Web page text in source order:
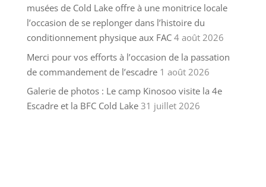
musées de Cold Lake offre à une monitrice locale
l’occasion de se replonger dans l’histoire du
conditionnement physique aux FAC 4 août 2026
Merci pour vos efforts à l’occasion de la passation
de commandement de l’escadre 1 août 2026
Galerie de photos : Le camp Kinosoo visite la 4e
Escadre et la BFC Cold Lake 31 juillet 2026